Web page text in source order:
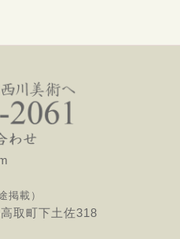
掲載）
取町下土佐318